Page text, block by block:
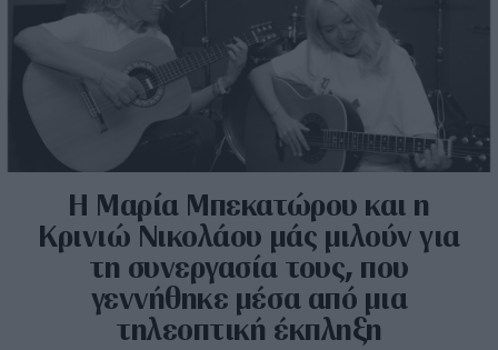
Η Μαρία Μπεκατώρου και η
Κρινιώ Νικολάου μάς μιλούν για
τη συνεργασία τους, που
γεννήθηκε μέσα από μια
τηλεοπτική έκπληξη